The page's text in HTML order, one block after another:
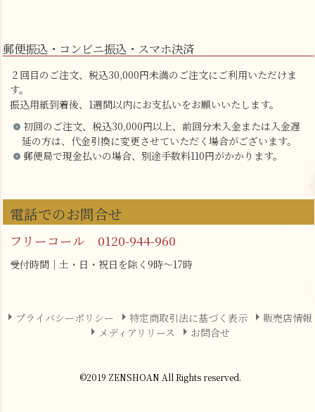
郵便振込・コンビニ振込・スマホ決済
２回目のご注文、税込30,000円未満のご注文にご利用いただけま
す。
振込用紙到着後、1週間以内にお支払いをお願いいたします。
初回のご注文、税込30,000円以上、前回分未入金または入金遅
延の方は、代金引換に変更させていただく場合がございます。
郵便局で現金払いの場合、別途手数料110円がかかります。
電話でのお問合せ
フリーコール 0120-944-960
受付時間｜土・日・祝日を除く9時～17時
プライバシーポリシー 特定商取引法に基づく表示
販売店情報
メディアリリース
お問合せ
©2019 ZENSHOAN All Rights reserved.